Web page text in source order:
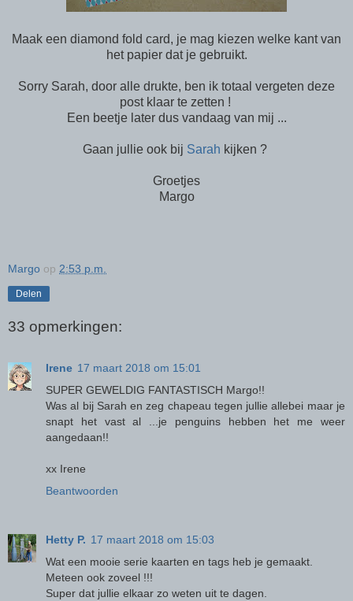
Maak een diamond fold card, je mag kiezen welke kant van
het papier dat je gebruikt.
Sorry Sarah, door alle drukte, ben ik totaal vergeten deze
post klaar te zetten !
Een beetje later dus vandaag van mij ...
Gaan jullie ook bij Sarah kijken ?
Groetjes
Margo
Margo op 2:53 p.m.
Delen
33 opmerkingen:
Irene 17 maart 2018 om 15:01
SUPER GEWELDIG FANTASTISCH Margo!!
Was al bij Sarah en zeg chapeau tegen jullie allebei maar je
snapt het vast al ...je penguins hebben het me weer
aangedaan!!
xx Irene
Beantwoorden
Hetty P. 17 maart 2018 om 15:03
Wat een mooie serie kaarten en tags heb je gemaakt.
Meteen ook zoveel !!!
Super dat jullie elkaar zo weten uit te dagen.